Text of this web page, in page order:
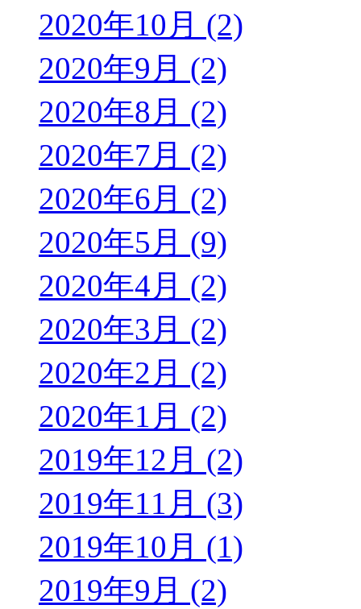
2020年10月 (2)
2020年9月 (2)
2020年8月 (2)
2020年7月 (2)
2020年6月 (2)
2020年5月 (9)
2020年4月 (2)
2020年3月 (2)
2020年2月 (2)
2020年1月 (2)
2019年12月 (2)
2019年11月 (3)
2019年10月 (1)
2019年9月 (2)